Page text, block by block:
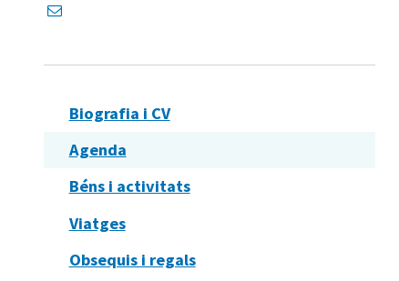
Biografia i CV
Agenda
Béns i activitats
Viatges
Obsequis i regals